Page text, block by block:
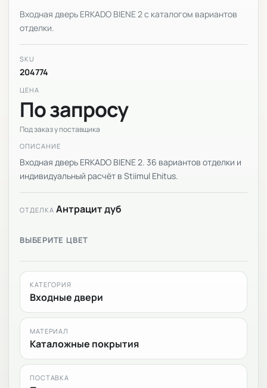
Входная дверь ERKADO BIENE 2 с каталогом вариантов
отделки.
SKU
204774
ЦЕНА
По запросу
Под заказ у поставщика
ОПИСАНИЕ
Входная дверь ERKADO BIENE 2. 36 вариантов отделки и
индивидуальный расчёт в Stiimul Ehitus.
ОТДЕЛКА Антрацит дуб
ВЫБЕРИТЕ ЦВЕТ
КАТЕГОРИЯ
Входные двери
МАТЕРИАЛ
Каталожные покрытия
ПОСТАВКА